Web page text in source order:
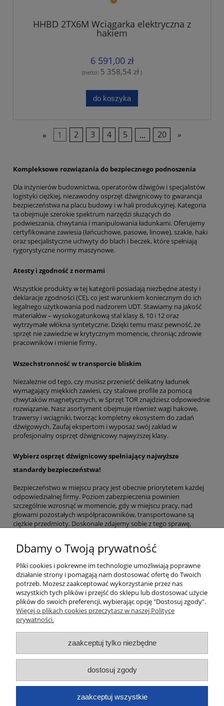
HHBD 2TX6M Wciągarka elektryczna z
hakiem
6 591,00 zł
(netto: 5 358,54 zł )
do koszyka
« 1 2 3 4 5 ... 20 »
Kompleksowe rozwiązania do bezpiecznego podnoszenia
Dla inżynierów budownictwa, operatorów dźwigów i specjalistów
logistyki ciężkiej, niezawodny osprzęt dźwignicowy to gwarancja
bezpieczeństwa na placu budowy i w hali produkcyjnej. Kategoria
ta obejmuje szerokie spektrum narzędzi służących do
podwieszania, chwytania i manipulowania ładunkami. Oferujemy
certyfikowane zawiesia (łańcuchowe, pasowe, linowe), szakle, haki
oraz specjalistyczne uchwyty do blach i beczek, które spełniają
rygorystyczne normy maszynowe.
Atesty i zgodność z normami
Wszystkie produkty w tej kategorii posiadają niezbędne atesty i
deklaracje zgodności (CE), co jest warunkiem koniecznym do ich
legalnego użytkowania pod nadzorem UDT. Stawiamy na jakość
materiałów – wysokogatunkową stal klasy 8, 10 i 12 oraz
wytrzymałe włókna syntetyczne. Dzięki temu masz pewność, że
sprzęt nie zawiedzie w krytycznym momencie, chroniąc zdrowie
pracowników i mienie firmy.
Wszechstronność w transporcie bliskim
Niezależnie od tego, czy musisz przenieść delikatny ładunek
wymagający miękkich zawiesi, czy stalowe profile za pomocą
chwytaków magnetycznych, w Sprzęt TOR znajdziesz odpowiednie
rozwiązanie. Nasz asortyment obejmuje również wagi hakowe,
trawersy i wciągniki, tworząc kompletny ekosystem do zadań
dźwigowych. Zaufaj ekspertom i wyposaż swój zakład w
profesjonalny osprzęt dźwignicowy najwyższej klasy.
Wybierz osprzęt dźwignicowy spełniający najwyższe
standardy bezpieczeństwa!
Bezpieczeństwo w miejscu pracy jest obecnie priorytetem każdej
odpowiedzialnej firmy. Poziom zabezpieczenia powinien
szczególnie wzrosnąć w momencie, gdy w miejscu pracy, nad
głowami pozostałych współpracowników, transportowane są
ciężkie przedmioty. Doskonale zdajemy sobie z tego sprawę,
potwierdzone międzynarodowymi certyfikatami. Postaw na jakość
od ręki w atrakcyjnej cenie! Poznaj również naszą ofertęsprzętu
magazynowego!
Moje konto
Informacje
O nas
Dane kontaktowe
Dbamy o Twoją prywatność
Pliki cookies i pokrewne im technologie umożliwiają poprawne
działanie strony i pomagają nam dostosować ofertę do Twoich
potrzeb. Możesz zaakceptować wykorzystanie przez nas
wszystkich tych plików i przejść do sklepu lub dostosować użycie
plików do swoich preferencji, wybierając opcję "Dostosuj zgody".
Więcej o plikach cookies przeczytasz w naszej Polityce
prywatności.
zaakceptuj tylko niezbędne
dostosuj zgody
zaakceptuj wszystkie